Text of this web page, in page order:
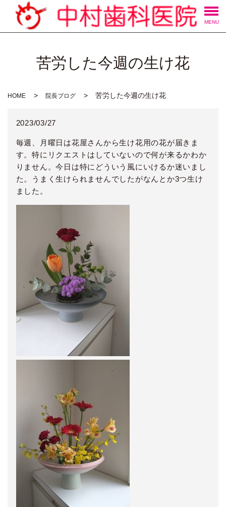
MENU
苦労した今週の生け花
HOME 院長ブログ 苦労した今週の生け花
2023/03/27
毎週、月曜日は花屋さんから生け花用の花が届きま
す。特にリクエストはしていないので何が来るかわか
りません。今日は特にどういう風にいけるか迷いまし
た。うまく生けられませんでしたがなんとか3つ生け
ました。